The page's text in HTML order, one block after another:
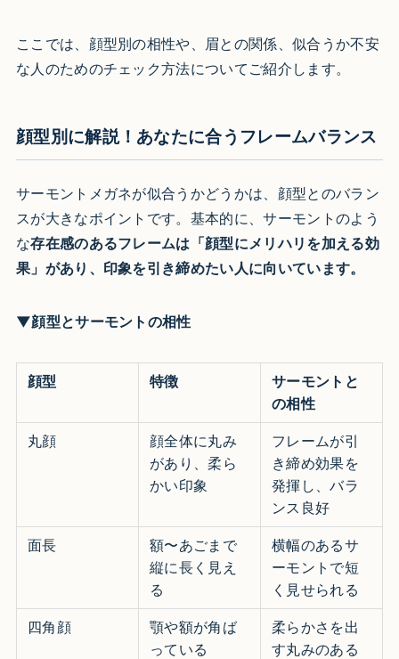
ここでは、顔型別の相性や、眉との関係、似合うか不安
な人のためのチェック方法についてご紹介します。
顔型別に解説！あなたに合うフレームバランス
サーモントメガネが似合うかどうかは、顔型とのバラン
スが大きなポイントです。基本的に、サーモントのよう
な存在感のあるフレームは「顔型にメリハリを加える効
果」があり、印象を引き締めたい人に向いています。
▼顔型とサーモントの相性
顔型 特徴
サーモントと
の相性
丸顔
顔全体に丸み
があり、柔ら
かい印象
フレームが引
き締め効果を
発揮し、バラ
ンス良好
面長
額〜あごまで
縦に長く見え
る
横幅のあるサ
ーモントで短
く見せられる
四角顔
顎や額が角ば
っている
柔らかさを出
す丸みのある